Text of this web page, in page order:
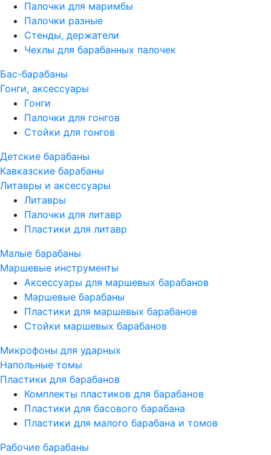
Палочки для маримбы
Палочки разные
Стенды, держатели
Чехлы для барабанных палочек
Бас-барабаны
Гонги, аксессуары
Гонги
Палочки для гонгов
Стойки для гонгов
Детские барабаны
Кавказские барабаны
Литавры и аксессуары
Литавры
Палочки для литавр
Пластики для литавр
Малые барабаны
Маршевые инструменты
Аксессуары для маршевых барабанов
Маршевые барабаны
Пластики для маршевых барабанов
Стойки маршевых барабанов
Микрофоны для ударных
Напольные томы
Пластики для барабанов
Комплекты пластиков для барабанов
Пластики для басового барабана
Пластики для малого барабана и томов
Рабочие барабаны